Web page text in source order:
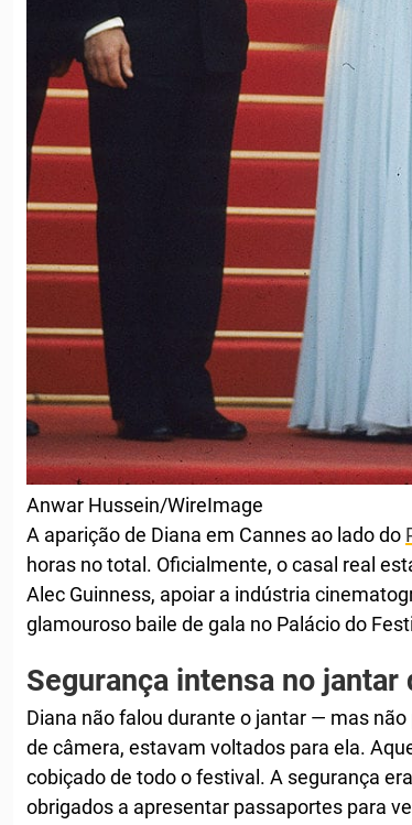
Anwar Hussein/WireImage
A aparição de Diana em Cannes ao lado do
horas no total. Oficialmente, o casal real
Alec Guinness, apoiar a indústria
glamouroso baile de gala no Palácio do
Segurança intensa no jantar
Diana não falou durante o jantar — mas
de câmera, estavam voltados para ela.
cobiçado de todo o festival. A segurança
obrigados a apresentar passaportes para